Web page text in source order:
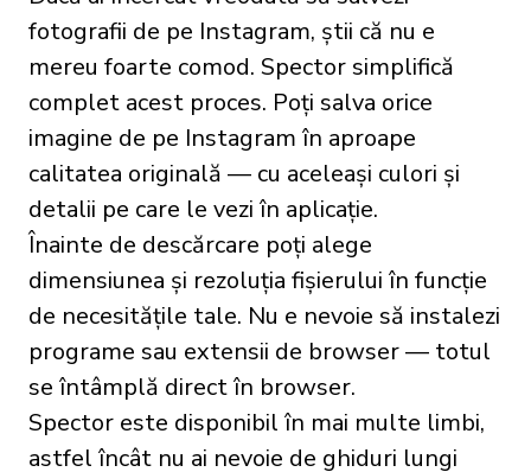
fotografii de pe Instagram, știi că nu e
mereu foarte comod. Spector simplifică
complet acest proces. Poți salva orice
imagine de pe Instagram în aproape
calitatea originală — cu aceleași culori și
detalii pe care le vezi în aplicație.
Înainte de descărcare poți alege
dimensiunea și rezoluția fișierului în funcție
de necesitățile tale. Nu e nevoie să instalezi
programe sau extensii de browser — totul
se întâmplă direct în browser.
Spector este disponibil în mai multe limbi,
astfel încât nu ai nevoie de ghiduri lungi